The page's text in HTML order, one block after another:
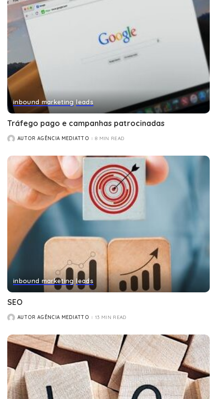
inbound marketing leads
Tráfego pago e campanhas patrocinadas
POSTEDAUTOR AGÊNCIA MEDIATTO 8 MIN READ
inbound marketing leads
SEO
POSTEDAUTOR AGÊNCIA MEDIATTO 13 MIN READ